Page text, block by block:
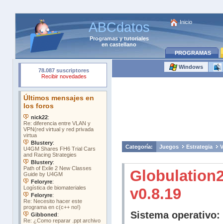
ABCdatos
Programasytutoriales
en castellano
Inicio
PROGRAMAS
Windows
Categoría: Juegos Estrategia
v0.8.19
Sistema operativo: